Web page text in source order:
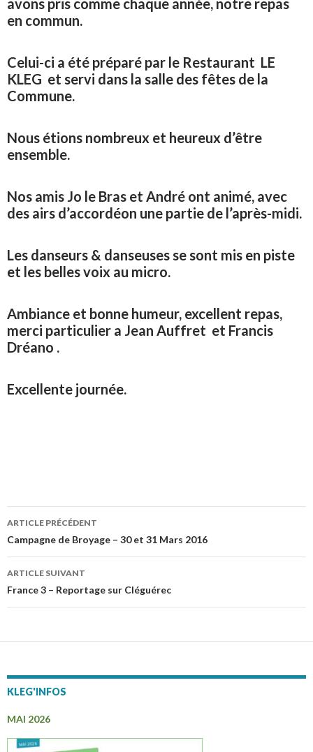
en commun.
Celui-ci a été préparé par le Restaurant LE
KLEG et servi dans la salle des fêtes de la
Commune.
Nous étions nombreux et heureux d’être
ensemble.
Nos amis Jo le Bras et André ont animé, avec
des airs d’accordéon une partie de l’après-midi.
Les danseurs & danseuses se sont mis en piste
et les belles voix au micro.
Ambiance et bonne humeur, excellent repas,
merci particulier a Jean Auffret et Francis
Dréano .
Excellente journée.
Navigation
des
articles
ARTICLE PRÉCÉDENT
Campagne de Broyage – 30 et 31 Mars 2016
ARTICLE SUIVANT
France 3 – Reportage sur Cléguérec
KLEG'INFOS
MAI 2026